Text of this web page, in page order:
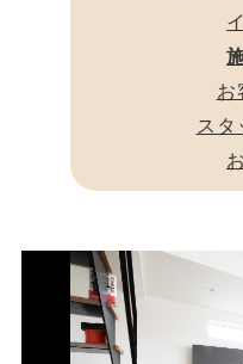
お
スタ